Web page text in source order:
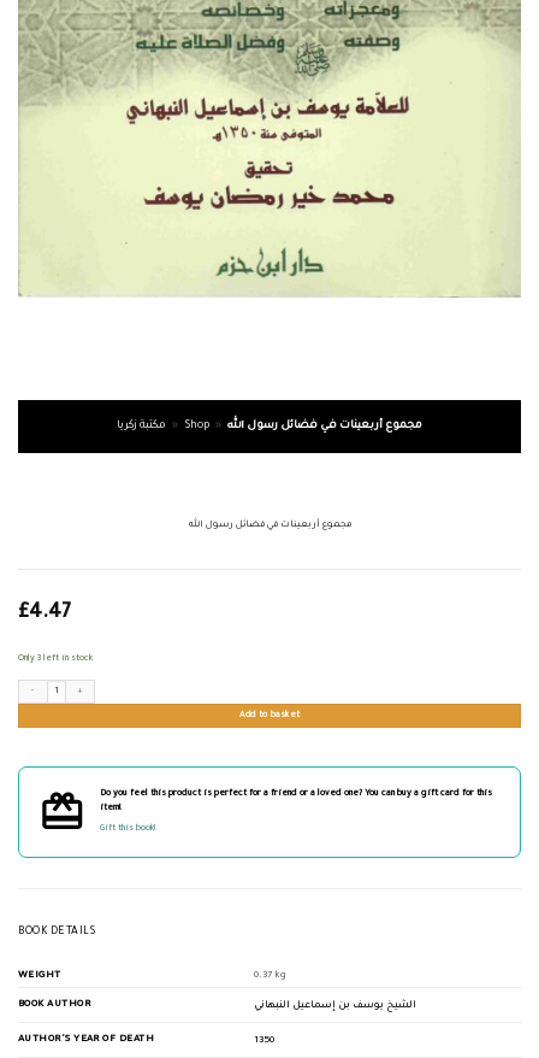
مكتبة زكريا » Shop » مجموع أربعينات في فضائل رسول الله
مجموع أربعينات في فضائل رسول الله
£4.47
Only 3 left in stock
Add to basket
Do you feel this product is perfect for a friend or a loved one? You can buy a gift card for this
item!
Gift this book!
BOOK DETAILS
WEIGHT 0.37 kg
BOOK AUTHOR الشيخ يوسف بن إسماعيل النبهاني
AUTHOR'S YEAR OF DEATH 1350